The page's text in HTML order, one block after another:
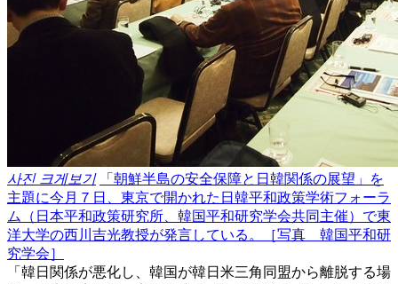
사진 크게보기
「朝鮮半島の安全保障と日韓関係の展望」を
主題に今月７日、東京で開かれた日韓平和政策学術フォーラ
ム（日本平和政策研究所、韓国平和研究学会共同主催）で東
洋大学の西川吉光教授が発言している。［写真 韓国平和研
究学会］
「韓日関係が悪化し、韓国が韓日米三角同盟から離脱する場